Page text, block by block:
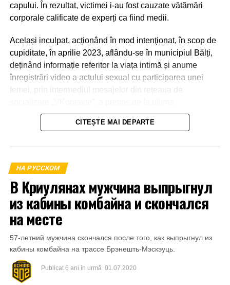
capului. În rezultat, victimei i-au fost cauzate vătămări
corporale calificate de experți ca fiind medii.
Același inculpat, acționând în mod intenţionat, în scop de
cupiditate, în aprilie 2023, aflându-se în municipiul Bălți,
deținând informație referitor la viața intimă și anume
înregistrări video a actului sexual cu participarea unei
femei, prin intermediul mesajelor din rețeaua de
transmiterea banilor în sumă de 600 euro, în caz contrar o
amenința cu răspândirea înregistrărilor video.
La 21 aprilie 2023, aflându-se în apartamentul părții
vătămate din mun.Bălți a primit o parte din sumă și anume
1000 de lei.
CITEȘTE MAI DEPARTE
НА РУССКОМ
В Криулянах мужчина выпрыгнул
из кабины комбайна и скончался
на месте
57-летний мужчина скончался после того, как выпрыгнул из
кабины комбайна на трассе Брэнешть-Мэскэуць.
Publicat 6 ani în urmă 01.07.2020